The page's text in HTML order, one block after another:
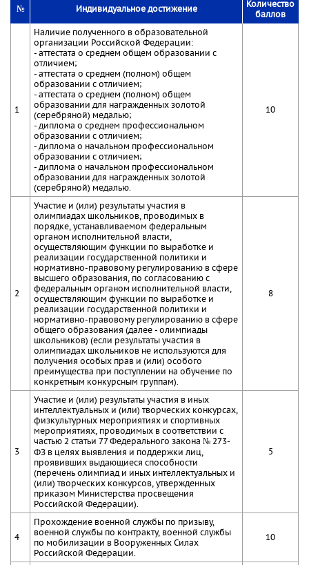
№ Индивидуальное достижение
Количество
баллов
1
Наличие полученного в образовательной
организации Российской Федерации:
- аттестата о среднем общем образовании с
отличием;
- аттестата о среднем (полном) общем
образовании с отличием;
- аттестата о среднем (полном) общем
образовании для награжденных золотой
(серебряной) медалью;
- диплома о среднем профессиональном
образовании с отличием;
- диплома о начальном профессиональном
образовании с отличием;
- диплома о начальном профессиональном
образовании для награжденных золотой
(серебряной) медалью.
10
2
Участие и (или) результаты участия в
олимпиадах школьников, проводимых в
порядке, устанавливаемом федеральным
органом исполнительной власти,
осуществляющим функции по выработке и
реализации государственной политики и
нормативно-правовому регулированию в сфере
высшего образования, по согласованию с
федеральным органом исполнительной власти,
осуществляющим функции по выработке и
реализации государственной политики и
нормативно-правовому регулированию в сфере
общего образования (далее - олимпиады
школьников) (если результаты участия в
олимпиадах школьников не используются для
получения особых прав и (или) особого
преимущества при поступлении на обучение по
конкретным конкурсным группам).
8
3
Участие и (или) результаты участия в иных
интеллектуальных и (или) творческих конкурсах,
физкультурных мероприятиях и спортивных
мероприятиях, проводимых в соответствии с
частью 2 статьи 77 Федерального закона № 273-
ФЗ в целях выявления и поддержки лиц,
проявивших выдающиеся способности
(перечень олимпиад и иных интеллектуальных и
(или) творческих конкурсов, утвержденных
приказом Министерства просвещения
Российской Федерации).
5
4
Прохождение военной службы по призыву,
военной службы по контракту, военной службы
по мобилизации в Вооруженных Силах
Российской Федерации.
10